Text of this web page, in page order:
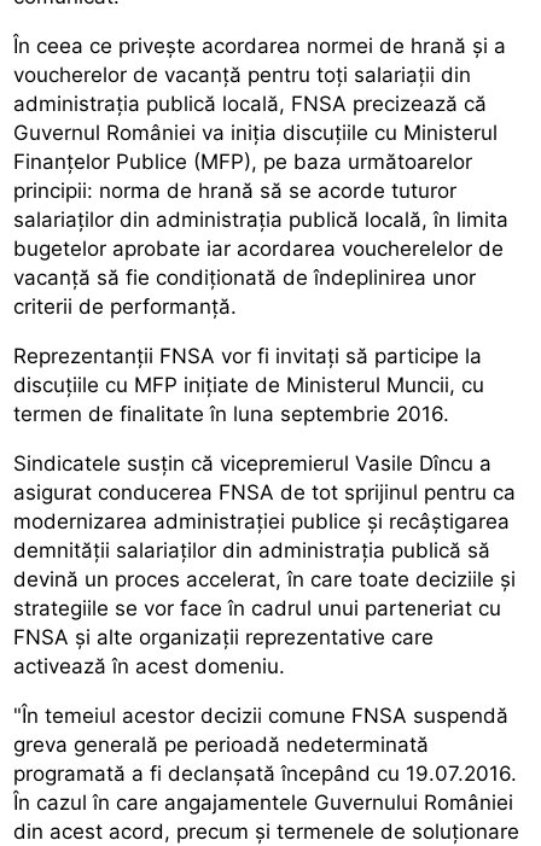
În ceea ce privește acordarea normei de hrană și a
voucherelor de vacanță pentru toți salariații din
administrația publică locală, FNSA precizează că
Guvernul României va iniția discuțiile cu Ministerul
Finanțelor Publice (MFP), pe baza următoarelor
principii: norma de hrană să se acorde tuturor
salariaților din administrația publică locală, în limita
bugetelor aprobate iar acordarea voucherelelor de
vacanță să fie condiționată de îndeplinirea unor
criterii de performanță.
Reprezentanții FNSA vor fi invitați să participe la
discuțiile cu MFP inițiate de Ministerul Muncii, cu
termen de finalitate în luna septembrie 2016.
Sindicatele susțin că vicepremierul Vasile Dîncu a
asigurat conducerea FNSA de tot sprijinul pentru ca
modernizarea administrației publice și recâștigarea
demnității salariaților din administrația publică să
devină un proces accelerat, în care toate deciziile și
strategiile se vor face în cadrul unui parteneriat cu
FNSA și alte organizații reprezentative care
activează în acest domeniu.
"În temeiul acestor decizii comune FNSA suspendă
greva generală pe perioadă nedeterminată
programată a fi declanșată începând cu 19.07.2016.
În cazul în care angajamentele Guvernului României
din acest acord, precum și termenele de soluționare